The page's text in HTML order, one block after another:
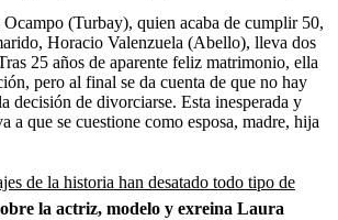
(Turbay), quien acaba de cumplir 50,
Horacio Valenzuela (Abello), lleva dos
25 años de aparente feliz matrimonio, ella
pero al final se da cuenta de que no hay
decisión de divorciarse. Esta inesperada y
a que se cuestione como esposa, madre, hija
de la historia han desatado todo tipo de
la actriz, modelo y exreina Laura